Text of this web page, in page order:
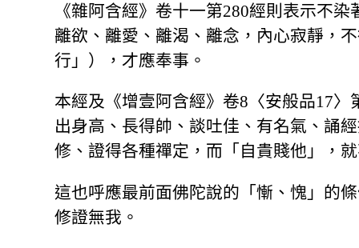
《雜阿含經》卷十一第280經則表示不
離欲、離愛、離渴、離念，內心寂靜，
行」），才應奉事。
本經及《增壹阿含經》卷8〈安般品17
出身高、長得帥、談吐佳、有名氣、誦
修、證得各種禪定，而「自貴賤他」，
這也呼應最前面佛陀說的「慚、愧」的
修證無我。